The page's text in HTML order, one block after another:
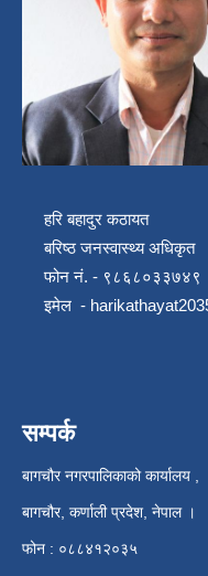
हरि बहादुर कठायत
बरिष्ठ जनस्वास्थ्य अधिकृत
फोन नं. - ९८६८०३३७४९
इमेल -
सम्पर्क
बागचौर नगरपालिकाको कार्यालय ,
बागचौर, कर्णाली प्रदेश, नेपाल ।
फोन : ०८८४१२०३५